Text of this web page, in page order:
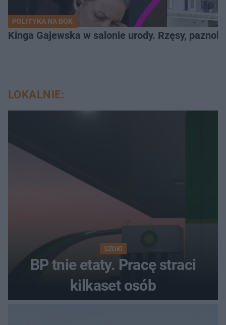
POLITYKA NA BOK
Kinga Gajewska w salonie urody. Rzęsy,
LOKALNIE:
SZOK!
BP tnie etaty. Pracę straci
kilkaset osób